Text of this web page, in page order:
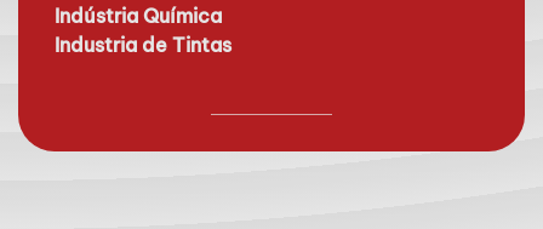
Indústria Química
Industria de Tintas